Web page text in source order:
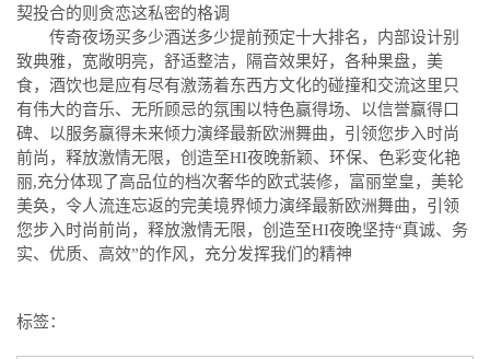
契投合的则贪恋这私密的格调
传奇夜场买多少酒送多少提前预定十大排名，内部设计别
致典雅，宽敞明亮，舒适整洁，隔音效果好，各种果盘，美
食，酒饮也是应有尽有激荡着东西方文化的碰撞和交流这里只
有伟大的音乐、无所顾忌的氛围以特色赢得场、以信誉赢得口
碑、以服务赢得未来倾力演绎最新欧洲舞曲，引领您步入时尚
前尚，释放激情无限，创造至HI夜晚新颖、环保、色彩变化艳
丽,充分体现了高品位的档次奢华的欧式装修，富丽堂皇，美轮
美奂，令人流连忘返的完美境界倾力演绎最新欧洲舞曲，引领
您步入时尚前尚，释放激情无限，创造至HI夜晚坚持“真诚、务
实、优质、高效”的作风，充分发挥我们的精神
标签：